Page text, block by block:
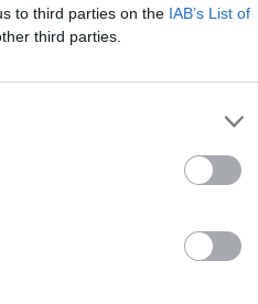
to third parties on the IAB’s List of
third parties.